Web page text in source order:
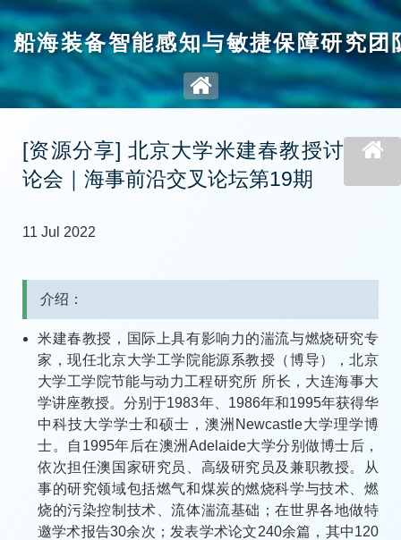
船海装备智能感知与敏捷保障研究团
[资源分享] 北京大学米建春教授讨
论会｜海事前沿交叉论坛第19期
11 Jul 2022
介绍：
米建春教授，国际上具有影响力的湍流与燃烧研究专
家，现任北京大学工学院能源系教授（博导），北京
大学工学院节能与动力工程研究所 所长，大连海事大
学讲座教授。分别于1983年、1986年和1995年获得华
中科技大学学士和硕士，澳洲Newcastle大学理学博
士。自1995年后在澳洲Adelaide大学分别做博士后，
依次担任澳国家研究员、高级研究员及兼职教授。从
事的研究领域包括燃气和煤炭的燃烧科学与技术、燃
烧的污染控制技术、流体湍流基础；在世界各地做特
邀学术报告30余次；发表学术论文240余篇，其中120